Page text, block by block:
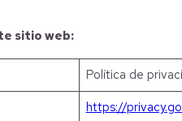
sitio web:
Política de
https://